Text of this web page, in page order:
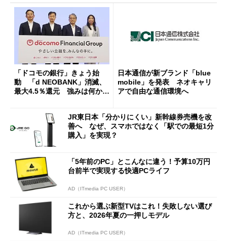
「ドコモの銀行」きょう始
動 「d NEOBANK」消滅、
最大4.5％還元 強みは何か解
日本通信が新ブランド「blue
mobile」を発表 ネオキャリ
アで自由な通信環境へ
JR東日本「分かりにくい」新幹線券売機を改
善へ なぜ、スマホではなく「駅での最短1分
購入」を実現？
「5年前のPC」とこんなに違う！予算10万円
台前半で実現する快適PCライフ
AD（ITmedia PC USER）
これから選ぶ新型TVはこれ！失敗しない選び
方と、2026年夏の一押しモデル
AD（ITmedia PC USER）